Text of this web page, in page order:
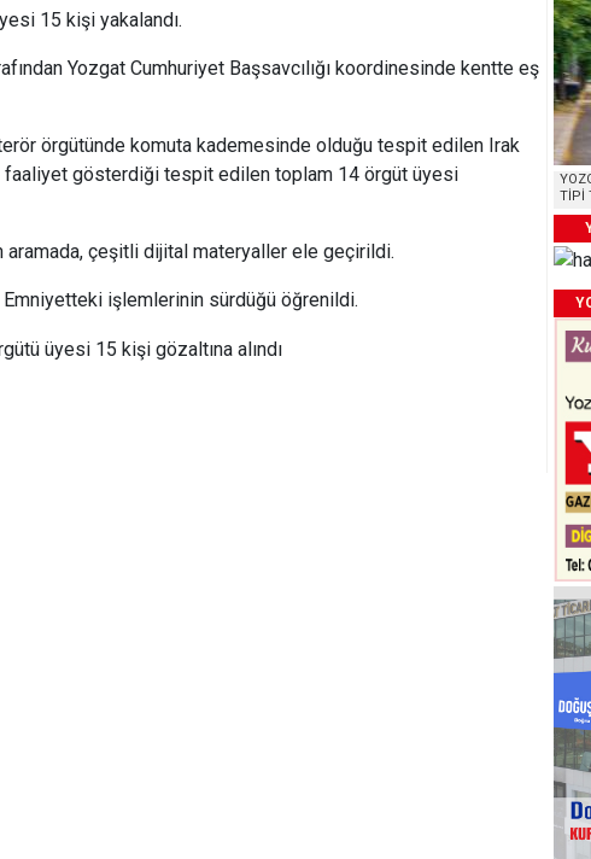
15 kişi yakalandı.
Yozgat Cumhuriyet Başsavcılığı koordinesinde kentte eş
örgütünde komuta kademesinde olduğu tespit edilen Irak
faaliyet gösterdiği tespit edilen toplam 14 örgüt üyesi
aramada, çeşitli dijital materyaller ele geçirildi.
Emniyetteki işlemlerinin sürdüğü öğrenildi.
TİPİ